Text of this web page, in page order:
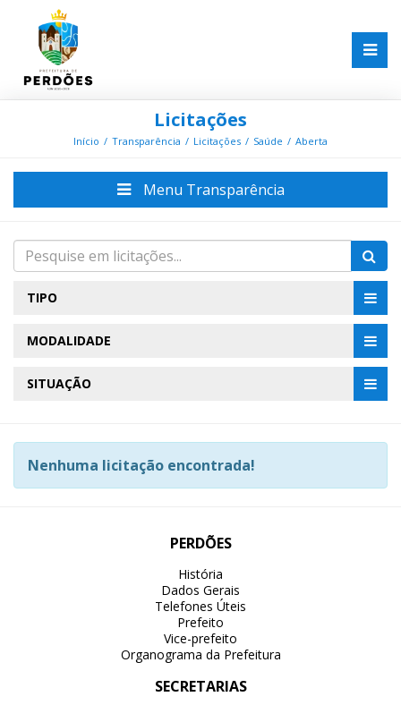
Licitações
Início Transparência Licitações Saúde Aberta
Menu Transparência
TIPO
MODALIDADE
SITUAÇÃO
Nenhuma licitação encontrada!
PERDÕES
História
Dados Gerais
Telefones Úteis
Prefeito
Vice-prefeito
Organograma da Prefeitura
SECRETARIAS